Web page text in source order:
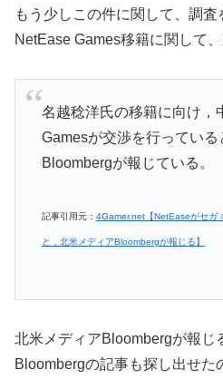
もう少しこの件に関して、調査
NetEase Games移籍に関して、
名越稔洋氏の移籍に向け，
Gamesが交渉を行ってい
Bloombergが報じている。
記事引用元： 4Gamer.net【NetEaseがセガ
と，北米メディアBloombergが報じる】
北米メディアBloombergが報じ
Bloombergの記事も探し出せた